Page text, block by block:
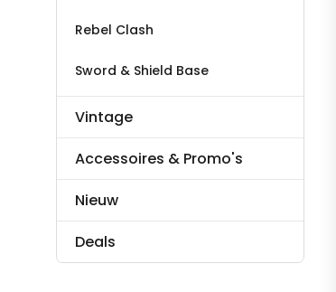
Rebel Clash
Sword & Shield Base
Vintage
Accessoires & Promo's
Nieuw
Deals